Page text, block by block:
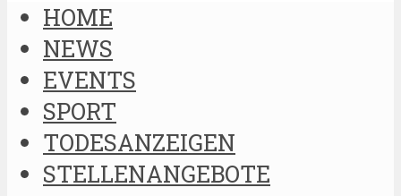
HOME
NEWS
EVENTS
SPORT
TODESANZEIGEN
STELLENANGEBOTE